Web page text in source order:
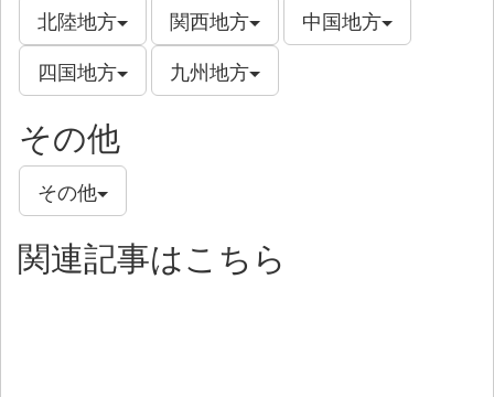
北陸地方
関西地方
中国地方
四国地方
九州地方
その他
その他
関連記事はこちら